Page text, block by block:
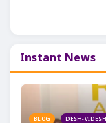
Instant News
BLOG DESH-VIDESH